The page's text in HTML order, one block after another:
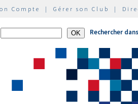
Compte | Gérer son Club |
Rechercher